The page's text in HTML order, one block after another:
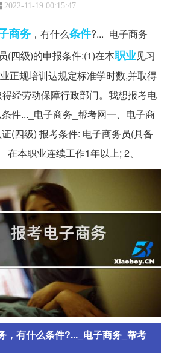
2022-11-19 00:15:47
商务 ，有什么条件?..._电子商务_
(四级)的申报条件:(1)在本职业见习
正规培训达规定标准学时数,并取得
经劳动保障行政部门。我想报考电
件..._电子商务_帮考网一、电子商
(四级) 报考条件: 电子商务员(具备
在本职业连续工作1年以上; 2、
，有什么条件?..._电子商务_帮考